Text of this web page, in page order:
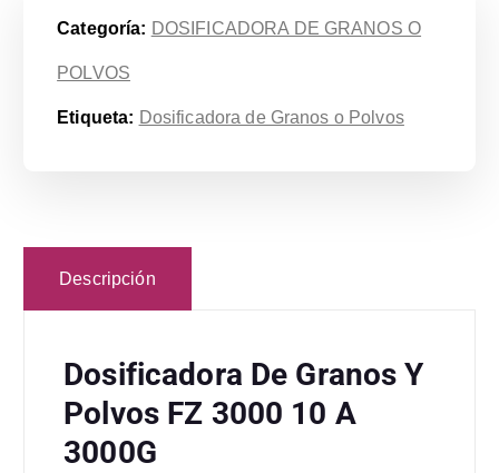
Categoría: DOSIFICADORA DE GRANOS O
POLVOS
Etiqueta: Dosificadora de Granos o Polvos
Descripción
Dosificadora De Granos Y
Polvos FZ 3000 10 A
3000G